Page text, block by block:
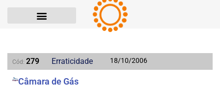
Cód: 279 Erraticidade 18/10/2006
Câmara de Gás